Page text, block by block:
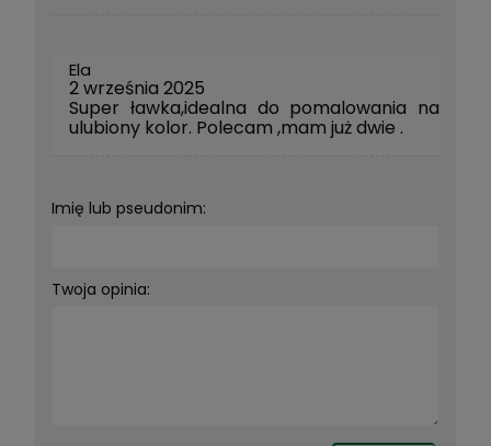
Ela
2 września 2025
Super ławka,idealna do pomalowania na
ulubiony kolor. Polecam ,mam już dwie .
Imię lub pseudonim:
Twoja opinia: